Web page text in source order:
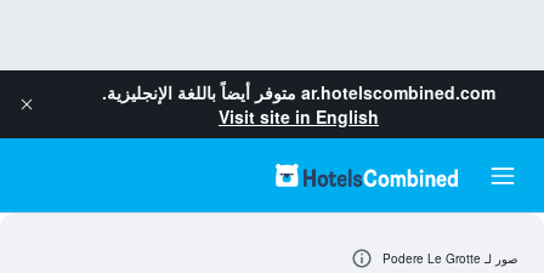
ar.hotelscombined.com متوفر أيضاً باللغة الإنجليزية.
Visit site in English
صور لـ Podere Le Grotte